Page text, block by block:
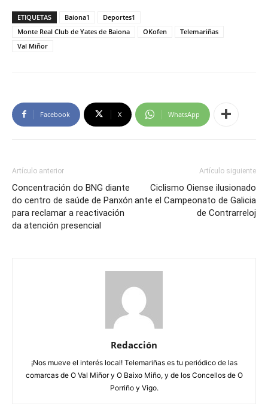
ETIQUETAS Baiona1
Deportes1
Monte Real Club de Yates de Baiona
OKofen
Telemariñas
Val Miñor
Facebook X WhatsApp
Artículo anterior
Concentración do BNG diante
do centro de saúde de Panxón
para reclamar a reactivación
da atención presencial
Artículo siguiente
Ciclismo Oiense ilusionado
ante el Campeonato de Galicia
de Contrarreloj
Redacción
¡Nos mueve el interés local! Telemariñas es tu periódico de las
comarcas de O Val Miñor y O Baixo Miño, y de los Concellos de O
Porriño y Vigo.